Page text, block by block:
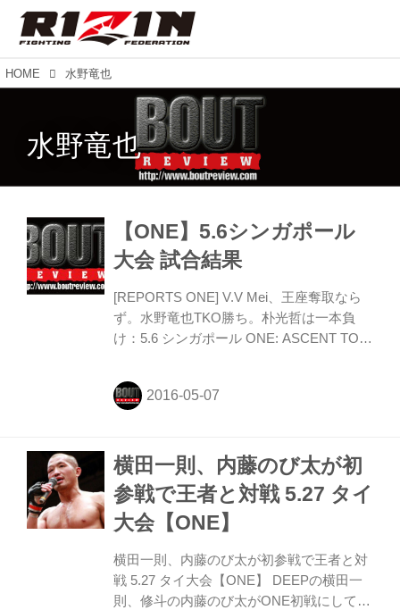
HOME 水野竜也
水野竜也
【ONE】5.6シンガポール
大会 試合結果
[REPORTS ONE] V.V Mei、王座奪取なら
ず。水野竜也TKO勝ち。朴光哲は一本負
け：5.6 シンガポール ONE: ASCENT TO
横田一則、内藤のび太が初
参戦で王者と対戦 5.27 タイ
大会【ONE】
横田一則、内藤のび太が初参戦で王者と対
戦 5.27 タイ大会【ONE】 DEEPの横田一
則、修斗の内藤のび太がONE初戦にして王